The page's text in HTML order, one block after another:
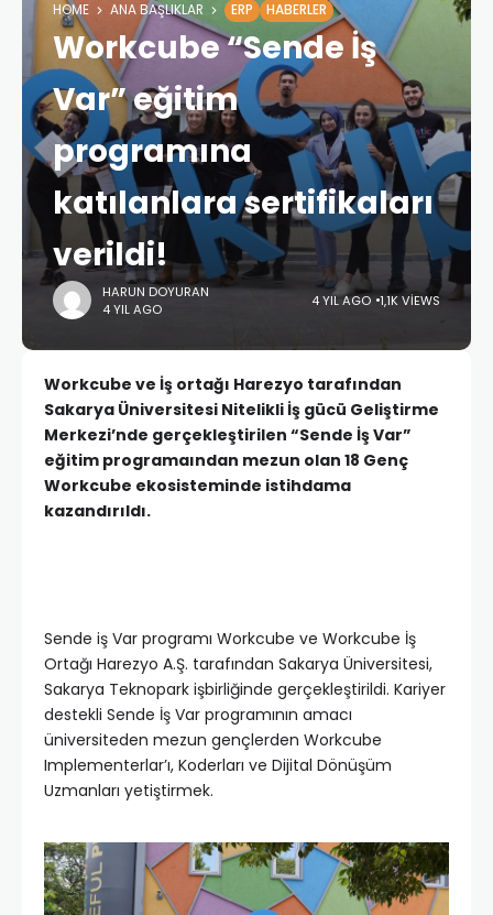
HOME ANA BAŞLIKLAR ERP HABERLER
Workcube “Sende İş
Var” eğitim
programına
katılanlara sertifikaları
verildi!
HARUN DOYURAN
4 YIL AGO
4 YIL AGO 1,1K VIEWS
Workcube ve İş ortağı Harezyo tarafından
Sakarya Üniversitesi Nitelikli İş gücü Geliştirme
Merkezi’nde gerçekleştirilen “Sende İş Var”
eğitim programaından mezun olan 18 Genç
Workcube ekosisteminde istihdama
kazandırıldı.
Sende iş Var programı Workcube ve Workcube İş
Ortağı Harezyo A.Ş. tarafından Sakarya Üniversitesi,
Sakarya Teknopark işbirliğinde gerçekleştirildi. Kariyer
destekli Sende İş Var programının amacı
üniversiteden mezun gençlerden Workcube
Implementerlar’ı, Koderları ve Dijital Dönüşüm
Uzmanları yetiştirmek.